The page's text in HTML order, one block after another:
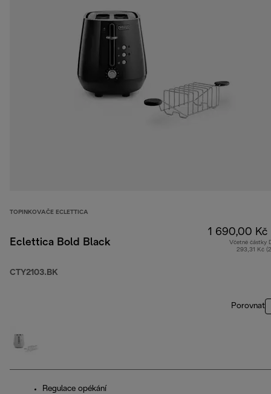
TOPINKOVAČE ECLETTICA
Eclettica Bold Black
CTY2103.BK
1 690,00 Kč
Včetně částky
293,31 Kč
Porovnat
Regulace opékání